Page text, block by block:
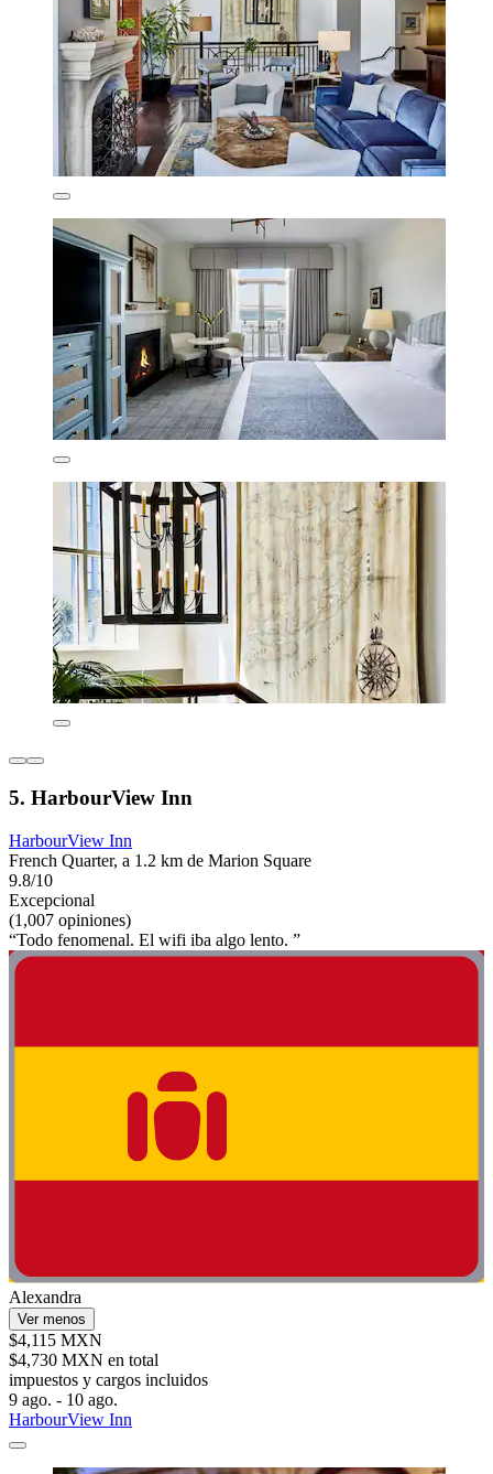
5. HarbourView Inn
HarbourView Inn
French Quarter, a 1.2 km de Marion Square
9.8/10
Excepcional
(1,007 opiniones)
“Todo fenomenal. El wifi iba algo lento. ”
Alexandra
Ver menos
$4,115 MXN
$4,730 MXN en total
impuestos y cargos incluidos
9 ago. - 10 ago.
HarbourView Inn